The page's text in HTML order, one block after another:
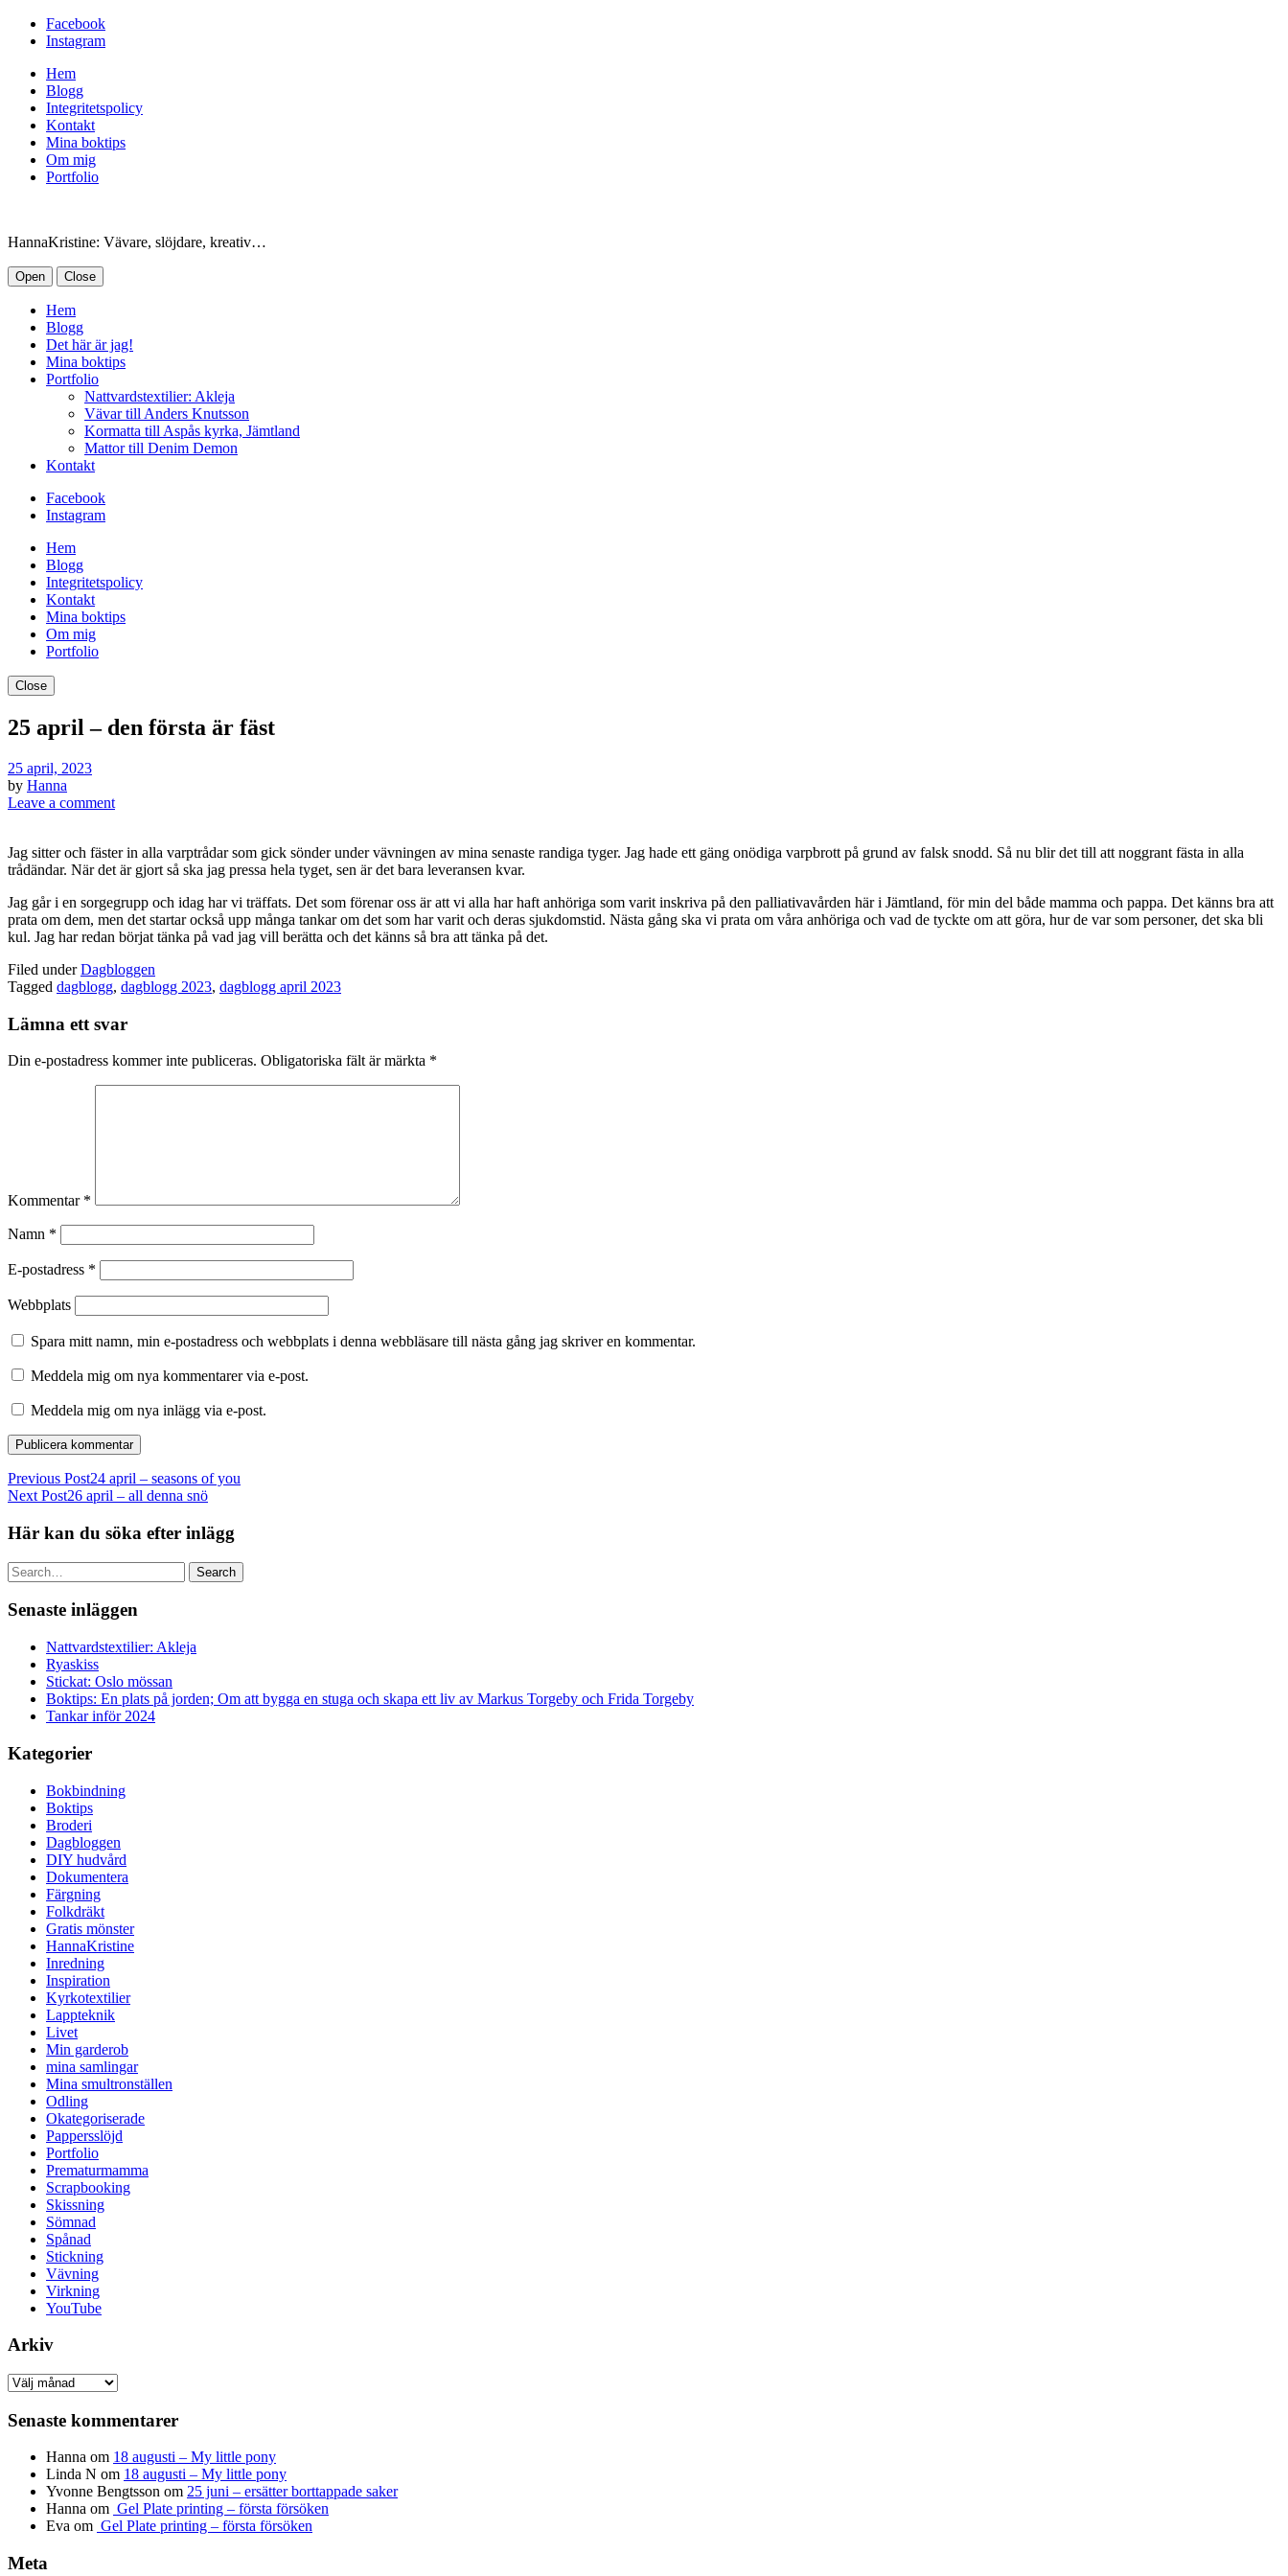
Facebook
Instagram
Hem
Blogg
Integritetspolicy
Kontakt
Mina boktips
Om mig
Portfolio
HannaKristine: Vävare, slöjdare, kreativ…
Open Close
Hem
Blogg
Det här är jag!
Mina boktips
Portfolio
Nattvardstextilier: Akleja
Vävar till Anders Knutsson
Kormatta till Aspås kyrka, Jämtland
Mattor till Denim Demon
Kontakt
Facebook
Instagram
Hem
Blogg
Integritetspolicy
Kontakt
Mina boktips
Om mig
Portfolio
Close
25 april – den första är fäst
25 april, 2023
by Hanna
Leave a comment
Jag sitter och fäster in alla varptrådar som gick sönder under vävningen av mina senaste randiga tyger. Jag hade ett gäng onödiga varpbrott på grund av falsk snodd. Så nu blir det till att noggrant fästa in alla
trådändar. När det är gjort så ska jag pressa hela tyget, sen är det bara leveransen kvar.
Jag går i en sorgegrupp och idag har vi träffats. Det som förenar oss är att vi alla har haft anhöriga som varit inskriva på den palliativavården här i Jämtland, för min del både mamma och pappa. Det känns bra att
prata om dem, men det startar också upp många tankar om det som har varit och deras sjukdomstid. Nästa gång ska vi prata om våra anhöriga och vad de tyckte om att göra, hur de var som personer, det ska bli
kul. Jag har redan börjat tänka på vad jag vill berätta och det känns så bra att tänka på det.
Filed underDagbloggen
Tagged dagblogg, dagblogg 2023, dagblogg april 2023
Lämna ett svar
Din e-postadress kommer inte publiceras. Obligatoriska fält är märkta *
Kommentar *
Namn *
E-postadress *
Webbplats
Spara mitt namn, min e-postadress och webbplats i denna webbläsare till nästa gång jag skriver en kommentar.
Meddela mig om nya kommentarer via e-post.
Meddela mig om nya inlägg via e-post.
Previous Post24 april – seasons of you
Next Post26 april – all denna snö
Här kan du söka efter inlägg
Search
Senaste inläggen
Nattvardstextilier: Akleja
Ryaskiss
Stickat: Oslo mössan
Boktips: En plats på jorden; Om att bygga en stuga och skapa ett liv av Markus Torgeby och Frida Torgeby
Tankar inför 2024
Kategorier
Bokbindning
Boktips
Broderi
Dagbloggen
DIY hudvård
Dokumentera
Färgning
Folkdräkt
Gratis mönster
HannaKristine
Inredning
Inspiration
Kyrkotextilier
Lappteknik
Livet
Min garderob
mina samlingar
Mina smultronställen
Odling
Okategoriserade
Pappersslöjd
Portfolio
Prematurmamma
Scrapbooking
Skissning
Sömnad
Spånad
Stickning
Vävning
Virkning
YouTube
Arkiv
Arkiv
Senaste kommentarer
Hanna om 18 augusti – My little pony
Linda N om 18 augusti – My little pony
Yvonne Bengtsson om 25 juni – ersätter borttappade saker
Hanna om Gel Plate printing – första försöken
Eva om Gel Plate printing – första försöken
Meta